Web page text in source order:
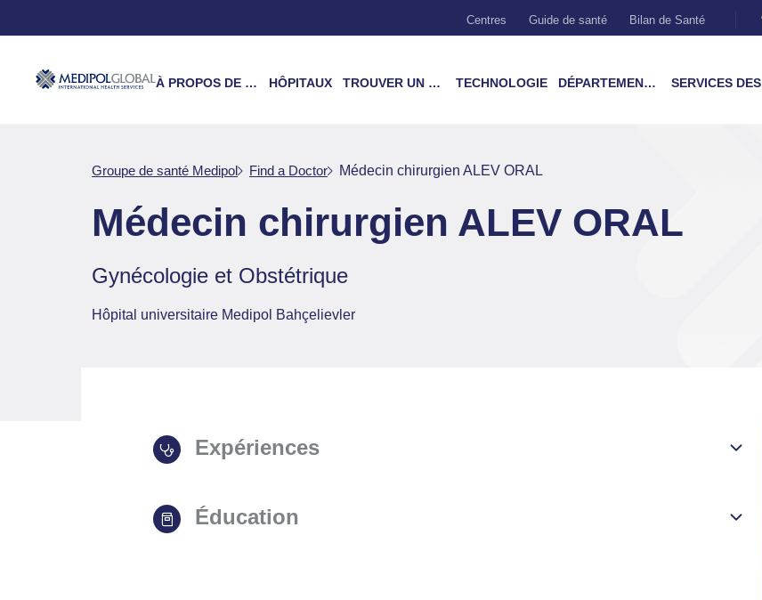
Centres Guide de santé Bilan de Santé
À PROPOS DE NOUS HÔPITAUX TROUVER UN MÉDECIN TECHNOLOGIE DÉPARTEMENTS & TRAITEMENTS SERVICES DES PATIENTS
Groupe de santé Medipol Find a Doctor Médecin chirurgien ALEV ORAL
Médecin chirurgien ALEV ORAL
Gynécologie et Obstétrique
Hôpital universitaire Medipol Bahçelievler
Expériences
Éducation